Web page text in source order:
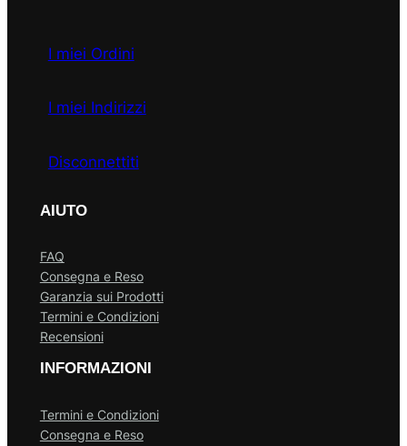
I miei Ordini
I miei Indirizzi
Disconnettiti
AIUTO
FAQ
Consegna e Reso
Garanzia sui Prodotti
Termini e Condizioni
Recensioni
INFORMAZIONI
Termini e Condizioni
Consegna e Reso